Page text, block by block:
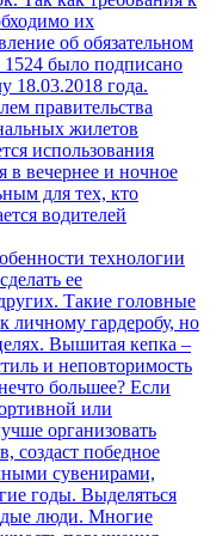
их
об обязательном
было подписано
18.03.2018 года.
правительства
жилетов
использования
в вечернее и ночное
для тех, кто
водителей
технологии
ее
Такие головные
личному гардеробу, но
Вышитая кепка –
и неповторимость
большее? Если
или
организовать
создаст победное
сувенирами,
годы. Выделяться
люди. Многие